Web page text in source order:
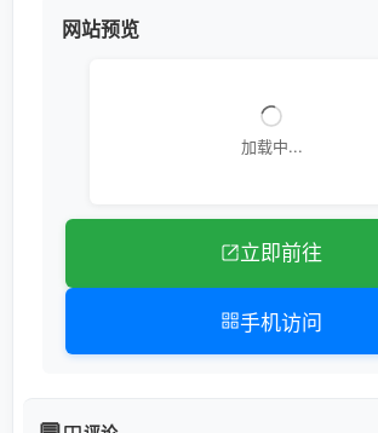
网站预览
加载中...
立即前往
手机访问